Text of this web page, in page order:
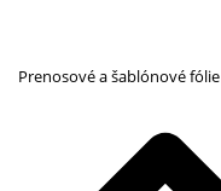
Prenosové a šablónové fólie